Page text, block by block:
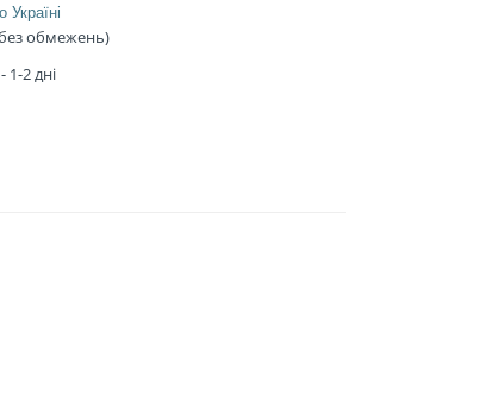
Україні
обмежень)
1-2 дні